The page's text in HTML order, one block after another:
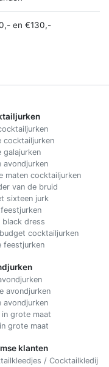
en €130,-
cocktailjurken
galajurken
avondjurken
maten cocktailjurken
van de bruid
sixteen jurk
black dress
cocktailjurken
feestjurken
avondjurken
avondjurken
in grote maat
grote maat
klanten
/ Cocktailkledij